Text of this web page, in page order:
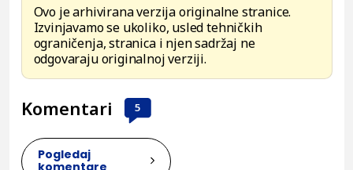
Ovo je arhivirana verzija originalne stranice.
Izvinjavamo se ukoliko, usled tehničkih
ograničenja, stranica i njen sadržaj ne
odgovaraju originalnoj verziji.
Komentari 5
Pogledaj
komentare